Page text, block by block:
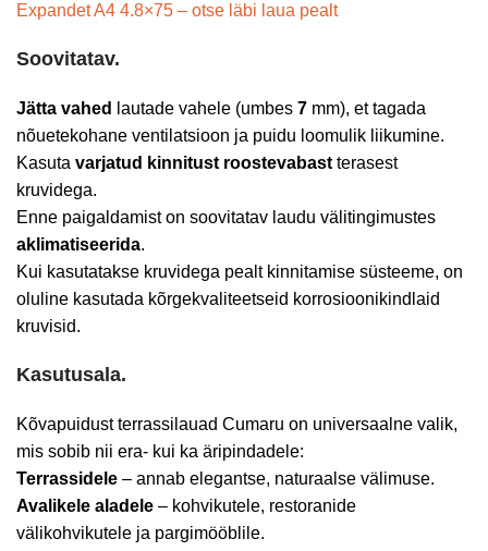
Expandet A4 4.8×75 – otse läbi laua pealt
Soovitatav.
Jätta vahed lautade vahele (umbes 7 mm), et tagada
nõuetekohane ventilatsioon ja puidu loomulik liikumine.
Kasuta varjatud kinnitust roostevabast terasest
kruvidega.
Enne paigaldamist on soovitatav laudu välitingimustes
aklimatiseerida.
Kui kasutatakse kruvidega pealt kinnitamise süsteeme, on
oluline kasutada kõrgekvaliteetseid korrosioonikindlaid
kruvisid.
Kasutusala.
Kõvapuidust terrassilauad Cumaru on universaalne valik,
mis sobib nii era- kui ka äripindadele:
Terrassidele – annab elegantse, naturaalse välimuse.
Avalikele aladele – kohvikutele, restoranide
välikohvikutele ja pargimööblile.